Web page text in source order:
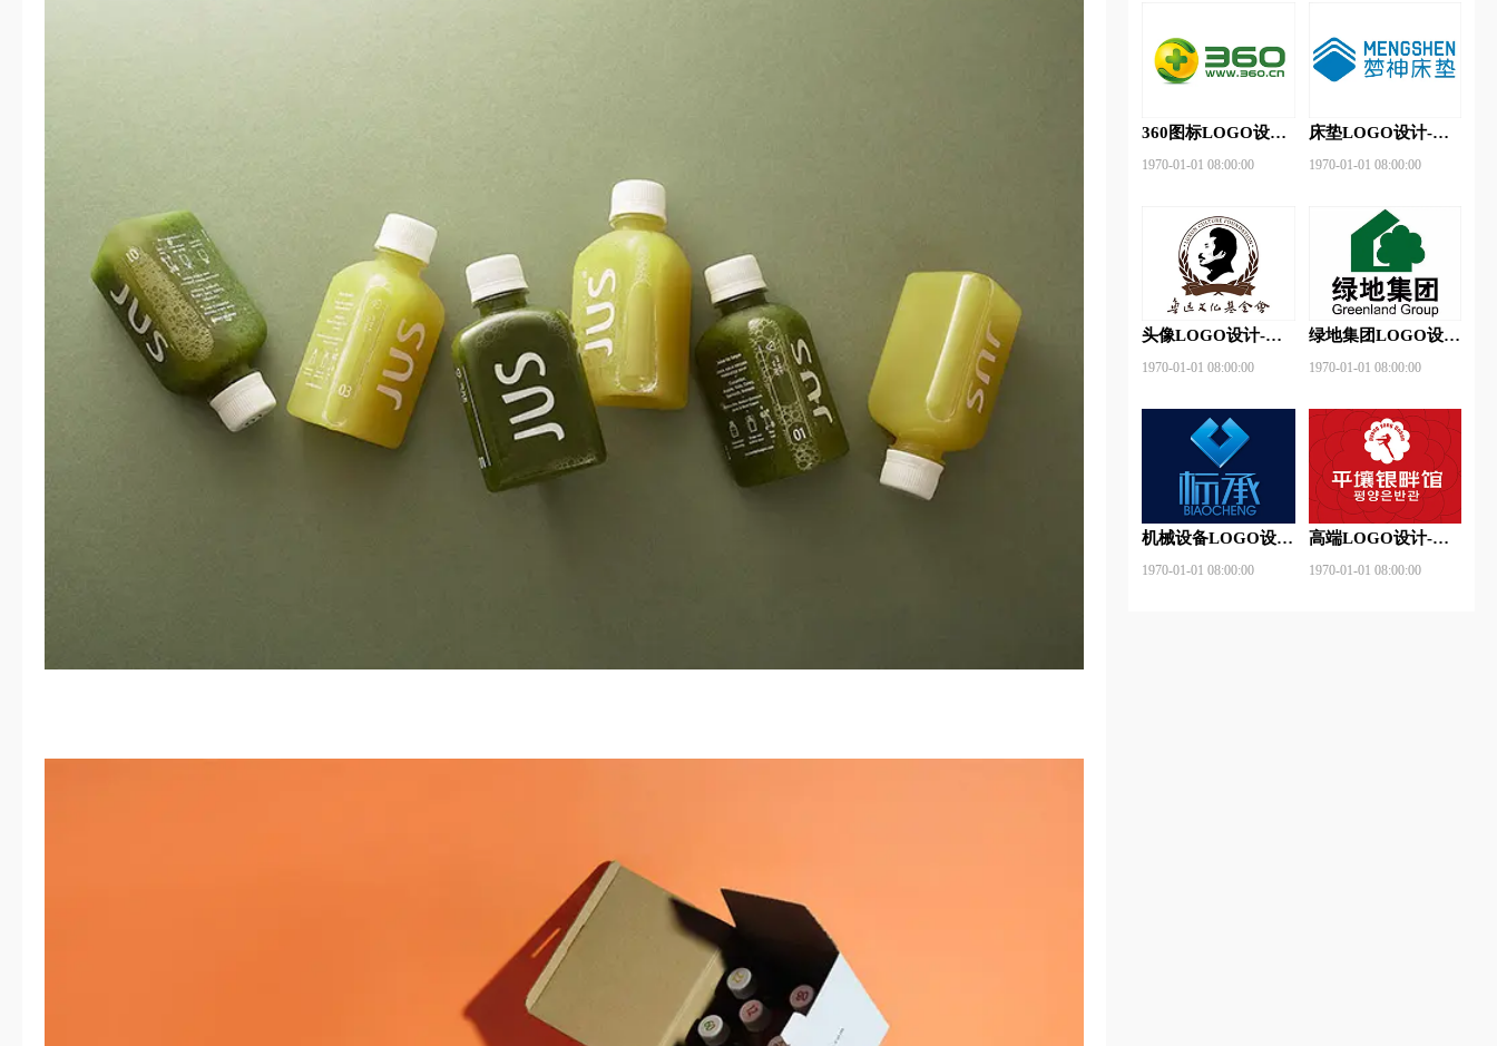
360图标LOGO设计-
logo设计
1970-01-01 08:00:00
床垫LOGO设计-梦
1970-01-01 08:00:00
头像LOGO设计-鲁
计
1970-01-01 08:00:00
绿地集团LOGO设
logo设计
1970-01-01 08:00:00
机械设备LOGO设
logo设计
1970-01-01 08:00:00
高端LOGO设计-平
计
1970-01-01 08:00:00